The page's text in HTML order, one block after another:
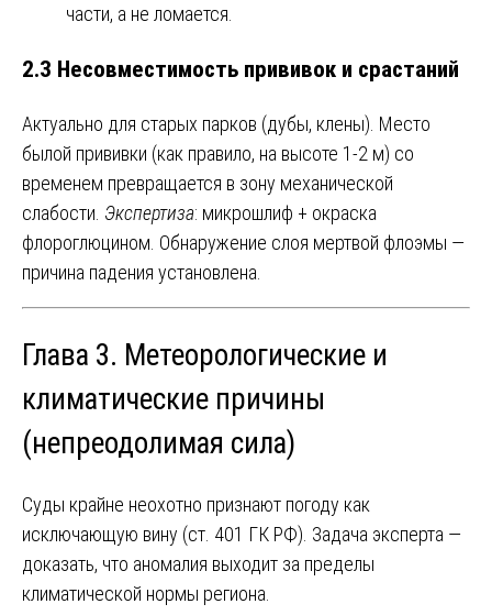
части, а не ломается.
2.3 Несовместимость прививок и срастаний
Актуально для старых парков (дубы, клены). Место
былой прививки (как правило, на высоте 1-2 м) со
временем превращается в зону механической
слабости. Экспертиза: микрошлиф + окраска
флороглюцином. Обнаружение слоя мертвой флоэмы —
причина падения установлена.
Глава 3. Метеорологические и
климатические причины
(непреодолимая сила)
Суды крайне неохотно признают погоду как
исключающую вину (ст. 401 ГК РФ). Задача эксперта —
доказать, что аномалия выходит за пределы
климатической нормы региона.